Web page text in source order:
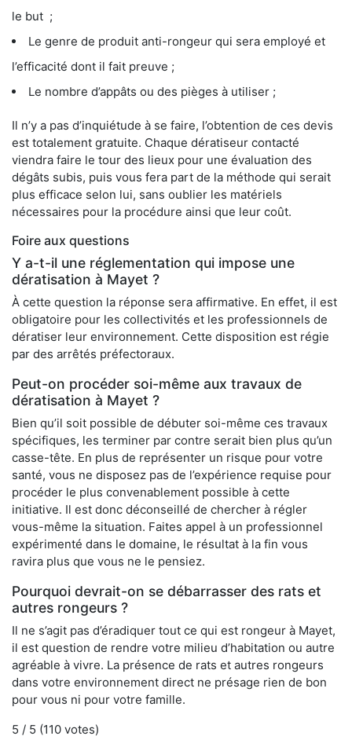
le but ;
Le genre de produit anti-rongeur qui sera employé et
l’efficacité dont il fait preuve ;
Le nombre d’appâts ou des pièges à utiliser ;
Il n’y a pas d’inquiétude à se faire, l’obtention de ces devis
est totalement gratuite. Chaque dératiseur contacté
viendra faire le tour des lieux pour une évaluation des
dégâts subis, puis vous fera part de la méthode qui serait
plus efficace selon lui, sans oublier les matériels
nécessaires pour la procédure ainsi que leur coût.
Foire aux questions
Y a-t-il une réglementation qui impose une
dératisation à Mayet ?
À cette question la réponse sera affirmative. En effet, il est
obligatoire pour les collectivités et les professionnels de
dératiser leur environnement. Cette disposition est régie
par des arrêtés préfectoraux.
Peut-on procéder soi-même aux travaux de
dératisation à Mayet ?
Bien qu’il soit possible de débuter soi-même ces travaux
spécifiques, les terminer par contre serait bien plus qu’un
casse-tête. En plus de représenter un risque pour votre
santé, vous ne disposez pas de l’expérience requise pour
procéder le plus convenablement possible à cette
initiative. Il est donc déconseillé de chercher à régler
vous-même la situation. Faites appel à un professionnel
expérimenté dans le domaine, le résultat à la fin vous
ravira plus que vous ne le pensiez.
Pourquoi devrait-on se débarrasser des rats et
autres rongeurs ?
Il ne s’agit pas d’éradiquer tout ce qui est rongeur à Mayet,
il est question de rendre votre milieu d’habitation ou autre
agréable à vivre. La présence de rats et autres rongeurs
dans votre environnement direct ne présage rien de bon
pour vous ni pour votre famille.
5 / 5 (110 votes)